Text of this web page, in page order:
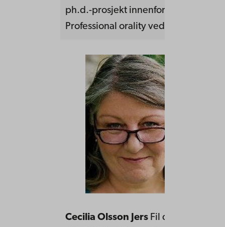
ph.d.-prosjekt innenfor
Professional orality ved USN.
Cecilia Olsson Jers Fil dr i svenska